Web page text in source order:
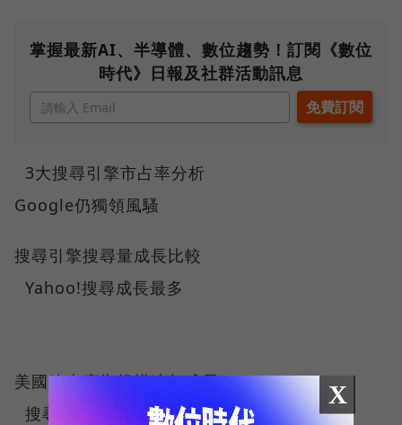
掌握最新AI、半導體、數位趨勢！訂閱《數位
時代》日報及社群活動訊息
3大搜尋引擎市占率分析
Google仍獨領風騷
搜尋引擎搜尋量成長比較
Yahoo!搜尋成長最多
美國線上廣告規模連年成長
搜尋已占線上廣告的4成
X